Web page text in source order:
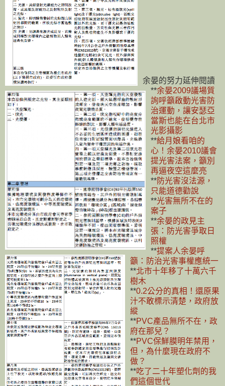
余晏的努力延伸閱讀
**余晏2009議場質
詢呼籲啟動光害防
治運動，讓安瑟亞
當斯也能在台北市
光影攝影
**給月娘看咱的
心！余晏2010議會
提光害法案，籲別
再逼夜空這麼亮
**防光害沒法源，
只能道德勸說
**光害無所不在的
案子
**余晏的政見主
張：防光害爭取日
照權
**提案人余晏呼
籲：防治光害事權應統一
**北市十年移了十萬六千
樹木
**0.2公分的真相！還原果
汁不敢標示清楚，政府放
縱
**PVC產品無所不在，政
府在那兒？
**PVC保鮮膜明年禁用，
但，為什麼現在政府不
做？
**吃了二十年塑化劑的我
們這個世代